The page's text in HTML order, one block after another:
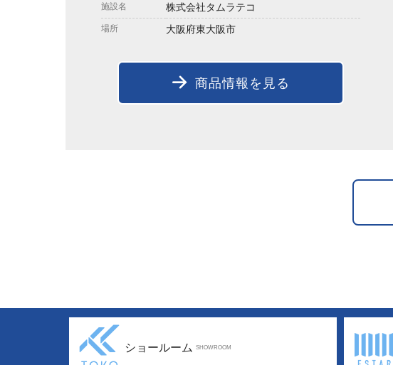
施設名 株式会社タムラテコ
場所 大阪府東大阪市
商品情報を見る
ショールーム SHOWROOM